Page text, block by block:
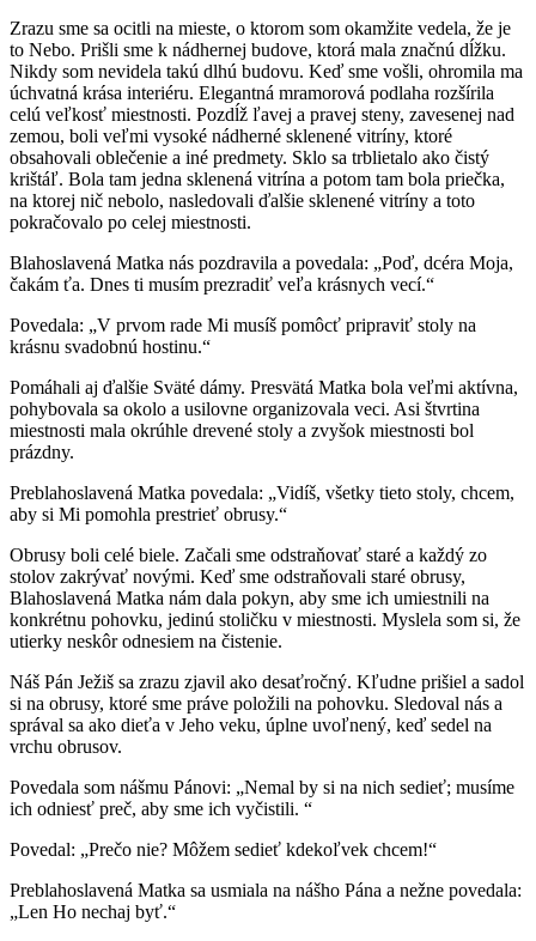
Zrazu sme sa ocitli na mieste, o ktorom som okamžite vedela, že je
to Nebo. Prišli sme k nádhernej budove, ktorá mala značnú dĺžku.
Nikdy som nevidela takú dlhú budovu. Keď sme vošli, ohromila ma
úchvatná krása interiéru. Elegantná mramorová podlaha rozšírila
celú veľkosť miestnosti. Pozdĺž ľavej a pravej steny, zavesenej nad
zemou, boli veľmi vysoké nádherné sklenené vitríny, ktoré
obsahovali oblečenie a iné predmety. Sklo sa trblietalo ako čistý
krištáľ. Bola tam jedna sklenená vitrína a potom tam bola priečka,
na ktorej nič nebolo, nasledovali ďalšie sklenené vitríny a toto
pokračovalo po celej miestnosti.
Blahoslavená Matka nás pozdravila a povedala: „Poď, dcéra Moja,
čakám ťa. Dnes ti musím prezradiť veľa krásnych vecí.“
Povedala: „V prvom rade Mi musíš pomôcť pripraviť stoly na
krásnu svadobnú hostinu.“
Pomáhali aj ďalšie Sväté dámy. Presvätá Matka bola veľmi aktívna,
pohybovala sa okolo a usilovne organizovala veci. Asi štvrtina
miestnosti mala okrúhle drevené stoly a zvyšok miestnosti bol
prázdny.
Preblahoslavená Matka povedala: „Vidíš, všetky tieto stoly, chcem,
aby si Mi pomohla prestrieť obrusy.“
Obrusy boli celé biele. Začali sme odstraňovať staré a každý zo
stolov zakrývať novými. Keď sme odstraňovali staré obrusy,
Blahoslavená Matka nám dala pokyn, aby sme ich umiestnili na
konkrétnu pohovku, jedinú stoličku v miestnosti. Myslela som si, že
utierky neskôr odnesiem na čistenie.
Náš Pán Ježiš sa zrazu zjavil ako desaťročný. Kľudne prišiel a sadol
si na obrusy, ktoré sme práve položili na pohovku. Sledoval nás a
správal sa ako dieťa v Jeho veku, úplne uvoľnený, keď sedel na
vrchu obrusov.
Povedala som nášmu Pánovi: „Nemal by si na nich sedieť; musíme
ich odniesť preč, aby sme ich vyčistili. “
Povedal: „Prečo nie? Môžem sedieť kdekoľvek chcem!“
Preblahoslavená Matka sa usmiala na nášho Pána a nežne povedala:
„Len Ho nechaj byť.“